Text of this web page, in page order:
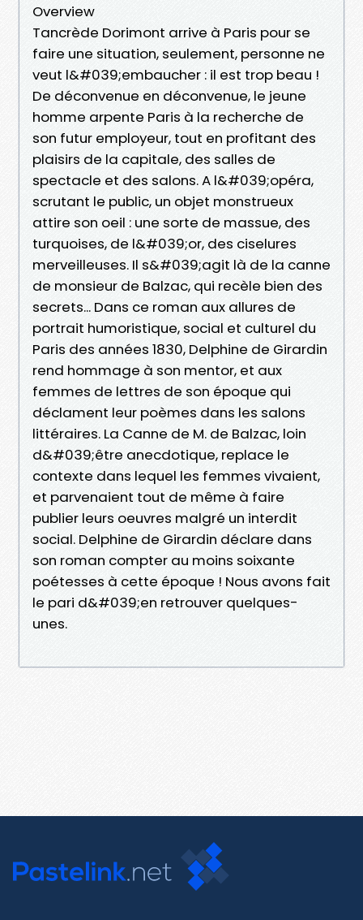
Overview
Tancrède Dorimont arrive à Paris pour se
faire une situation, seulement, personne ne
veut l&#039;embaucher : il est trop beau !
De déconvenue en déconvenue, le jeune
homme arpente Paris à la recherche de
son futur employeur, tout en profitant des
plaisirs de la capitale, des salles de
spectacle et des salons. A l&#039;opéra,
scrutant le public, un objet monstrueux
attire son oeil : une sorte de massue, des
turquoises, de l&#039;or, des ciselures
merveilleuses. Il s&#039;agit là de la canne
de monsieur de Balzac, qui recèle bien des
secrets... Dans ce roman aux allures de
portrait humoristique, social et culturel du
Paris des années 1830, Delphine de Girardin
rend hommage à son mentor, et aux
femmes de lettres de son époque qui
déclament leur poèmes dans les salons
littéraires. La Canne de M. de Balzac, loin
d&#039;être anecdotique, replace le
contexte dans lequel les femmes vivaient,
et parvenaient tout de même à faire
publier leurs oeuvres malgré un interdit
social. Delphine de Girardin déclare dans
son roman compter au moins soixante
poétesses à cette époque ! Nous avons fait
le pari d&#039;en retrouver quelques-
unes.